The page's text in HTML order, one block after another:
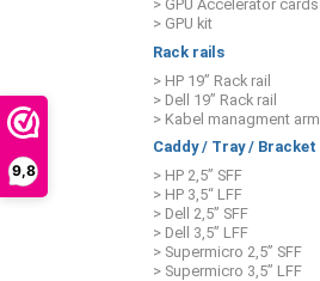
9,8
> GPU Accelerator cards
> GPU kit
Rack rails
> HP 19” Rack rail
> Dell 19” Rack rail
> Kabel managment arm
Caddy / Tray / Bracket
> HP 2,5” SFF
> HP 3,5“ LFF
> Dell 2,5” SFF
> Dell 3,5” LFF
> Supermicro 2,5” SFF
> Supermicro 3,5” LFF